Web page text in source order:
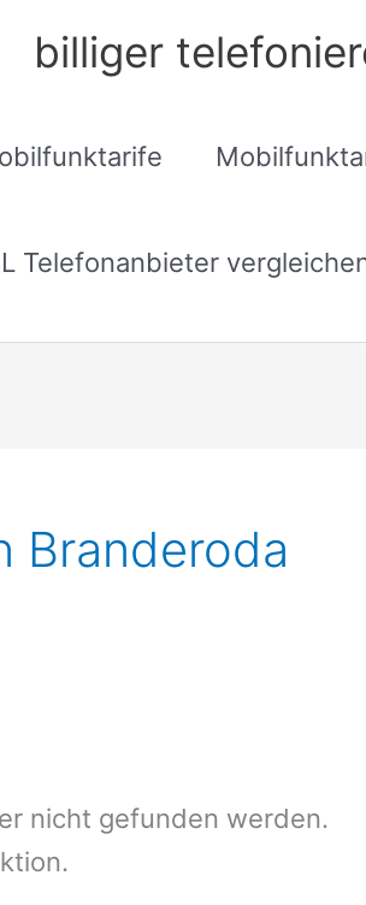
billiger
Telefonanbieter
Branderoda
nicht gefunden werden.